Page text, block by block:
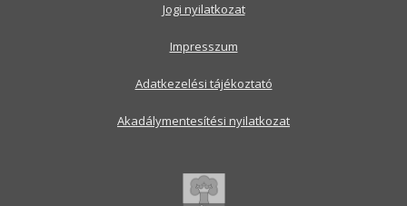
Jogi nyilatkozat
Impresszum
Adatkezelési tájékoztató
Akadálymentesítési nyilatkozat